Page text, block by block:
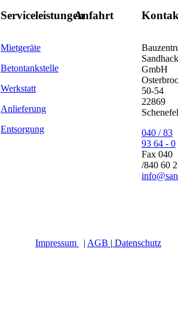
Serviceleistungen
Mietgeräte
Betontankstelle
Werkstatt
Anlieferung
Entsorgung
Anfahrt
Sandhack
GmbH
50-54
22869
040 / 83
93 64 - 0
Fax 040
/840 60
Impressum | AGB | Datenschutz